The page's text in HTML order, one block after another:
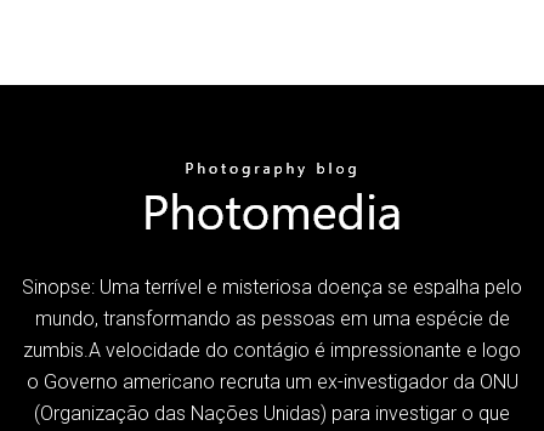
Sinopse: Uma terrível e misteriosa doença se espalha pelo
mundo, transformando as pessoas em uma espécie de
zumbis.A velocidade do contágio é impressionante e logo
o Governo americano recruta um ex-investigador da ONU
(Organização das Nações Unidas) para investigar o que